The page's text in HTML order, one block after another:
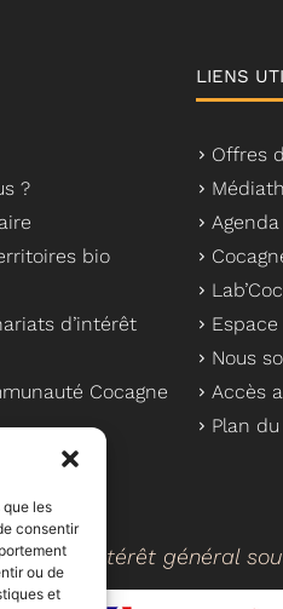
les
consentir
ou de
et
?
bio
d’intérêt
Cocagne
LIENS
Offres
Agenda
Nous
Accès
Plan
d’intérêt général